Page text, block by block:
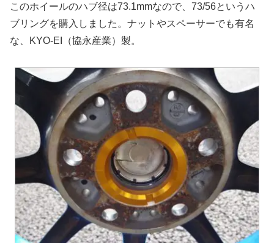
このホイールのハブ径は73.1mmなので、73/56というハ
ブリングを購入しました。ナットやスペーサーでも有名
な、KYO-EI（協永産業）製。